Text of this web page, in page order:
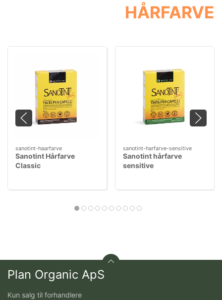
HÅRFARVE
sanotint-haarfarve
Sanotint Hårfarve
Classic
sanotint-harfarve-sensitive
Sanotint hårfarve
sensitive
Plan Organic ApS
Kun salg til forhandlere